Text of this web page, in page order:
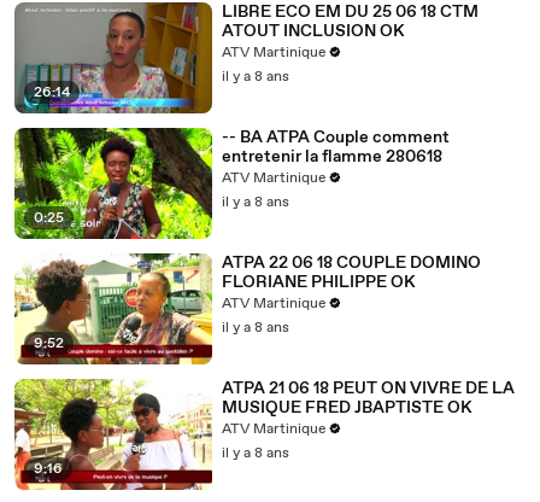
26:14
LIBRE ECO EM DU 25 06 18 CTM
ATOUT INCLUSION OK
ATV Martinique
il y a 8 ans
0:25
-- BA ATPA Couple comment
entretenir la flamme 280618
ATV Martinique
il y a 8 ans
9:52
ATPA 22 06 18 COUPLE DOMINO
FLORIANE PHILIPPE OK
ATV Martinique
il y a 8 ans
9:16
ATPA 21 06 18 PEUT ON VIVRE DE LA
MUSIQUE FRED JBAPTISTE OK
ATV Martinique
il y a 8 ans